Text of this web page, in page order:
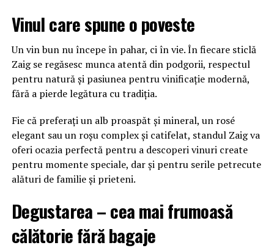
Vinul care spune o poveste
Un vin bun nu începe în pahar, ci în vie. În fiecare sticlă
Zaig se regăsesc munca atentă din podgorii, respectul
pentru natură și pasiunea pentru vinificație modernă,
fără a pierde legătura cu tradiția.
Fie că preferați un alb proaspăt și mineral, un rosé
elegant sau un roșu complex și catifelat, standul Zaig va
oferi ocazia perfectă pentru a descoperi vinuri create
pentru momente speciale, dar și pentru serile petrecute
alături de familie și prieteni.
Degustarea – cea mai frumoasă
călătorie fără bagaje